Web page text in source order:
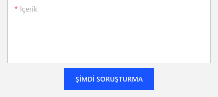
Içerik
ŞIMDI SORUŞTURMA